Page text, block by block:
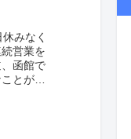
みなく
営業を
函館で
とがあ